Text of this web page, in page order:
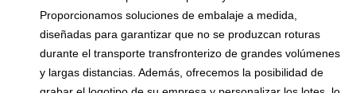
Proporcionamos soluciones de embalaje a medida,
diseñadas para garantizar que no se produzcan roturas
durante el transporte transfronterizo de grandes volúmenes
y largas distancias. Además, ofrecemos la posibilidad de